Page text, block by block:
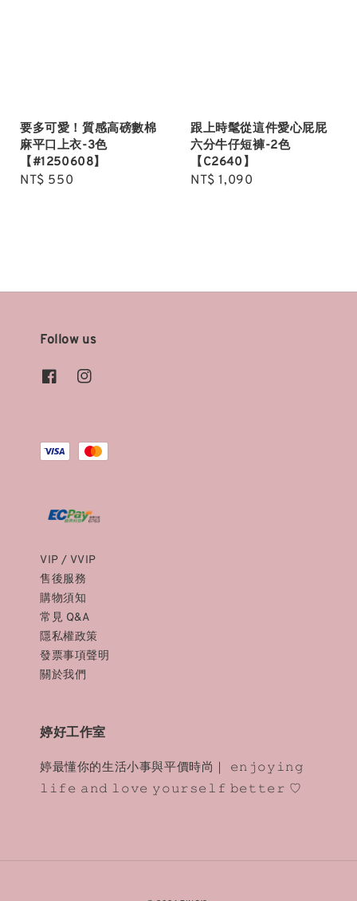
要多可愛！質感高磅數棉
麻平口上衣-3色
【#1250608】
Regular
NT$ 550
跟上時髦從這件愛心屁屁
六分牛仔短褲-2色
【C2640】
Regular
NT$ 1,090
Follow us
VIP / VVIP
售後服務
購物須知
常見 Q&A
隱私權政策
發票事項聲明
關於我們
婷好工作室
婷最懂你的生活小事與平價時尚｜ 𝚎𝚗𝚓𝚘𝚢𝚒𝚗𝚐
𝚕𝚒𝚏𝚎 𝚊𝚗𝚍 𝚕𝚘𝚟𝚎 𝚢𝚘𝚞𝚛𝚜𝚎𝚕𝚏 𝚋𝚎𝚝𝚝𝚎𝚛 ♡